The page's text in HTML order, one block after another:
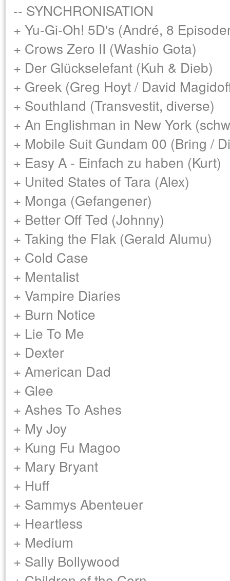
-- SYNCHRONISATION
+ Yu-Gi-Oh! 5D's (André, 8
+ Crows Zero II (Washio Gota)
+ Der Glückselefant (Kuh & Dieb)
+ Greek (Greg Hoyt / David
+ Southland (Transvestit, diverse)
+ An Englishman in New York
+ Mobile Suit Gundam 00 (Bring /
+ Easy A - Einfach zu haben (Kurt)
+ United States of Tara (Alex)
+ Monga (Gefangener)
+ Better Off Ted (Johnny)
+ Taking the Flak (Gerald Alumu)
+ Cold Case
+ Mentalist
+ Vampire Diaries
+ Burn Notice
+ Lie To Me
+ Dexter
+ American Dad
+ Glee
+ Ashes To Ashes
+ My Joy
+ Kung Fu Magoo
+ Mary Bryant
+ Huff
+ Sammys Abenteuer
+ Heartless
+ Medium
+ Sally Bollywood